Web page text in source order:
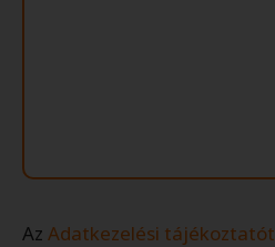
Az Adatkezelési tájékoztatót